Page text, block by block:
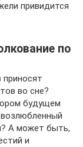
привидится
по
во сне?
будущем
А может быть,
и